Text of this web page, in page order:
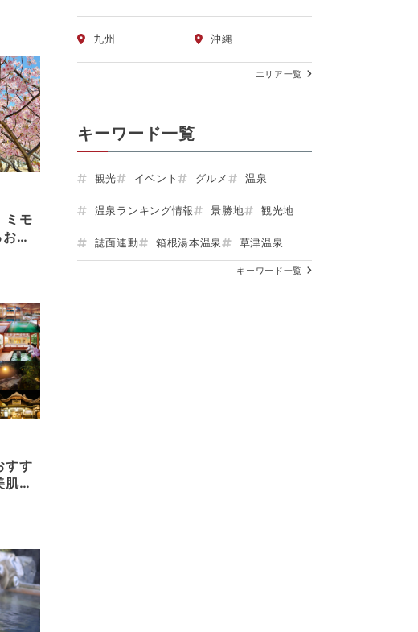
ミモ
す
すす
温
九州 沖縄
エリア一覧
キーワード一覧
観光 イベント グルメ 温泉
温泉ランキング情報 景勝地 観光地
誌面連動 箱根湯本温泉 草津温泉
キーワード一覧